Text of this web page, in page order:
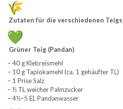
Zutaten für die verschiedenen
Grüner Teig (Pandan)
– 40 g Klebreismehl
– 10 g Tapiokamehl (ca. 1 gehäufter TL)
– 1 Prise Salz
– ½ TL weicher Palmzucker
– 4½–5 EL Pandanwasser